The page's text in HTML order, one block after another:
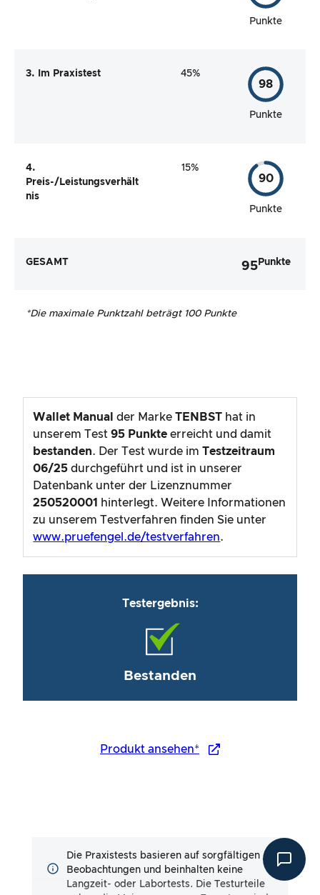
Punkte
3. Im Praxistest 45%
98
Punkte
4.
Preis-/Leistungsverhält
nis
15%
90
Punkte
GESAMT 95 Punkte
*Die maximale Punktzahl beträgt 100 Punkte
Wallet Manual der MarkeTENBST hat in
unserem Test 95 Punkteerreicht und damit
bestanden. Der Test wurde imTestzeitraum
06/25 durchgeführt und ist in unserer
Datenbank unter der Lizenznummer
250520001 hinterlegt. Weitere Informationen
zu unserem Testverfahren finden Sie unter
www.pruefengel.de/testverfahren.
Testergebnis:
Bestanden
Produkt ansehen*
Die Praxistests basieren auf sorgfältigen
Beobachtungen und beinhalten keine
Langzeit- oder Labortests. Die Testurteile